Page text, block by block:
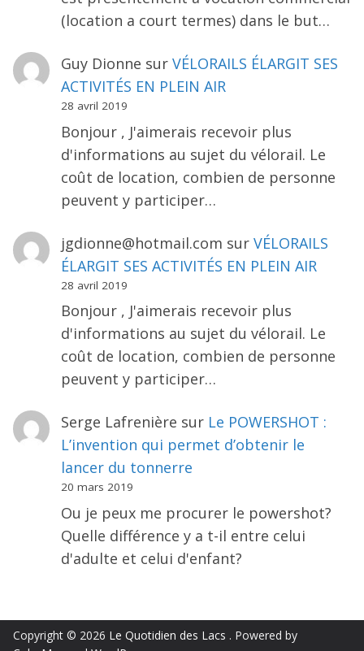
(location a court termes) dans le but…
Guy Dionne sur VÉLORAILS ÉLARGIT SES
ACTIVITÉS EN PLEIN AIR
28 avril 2019
Bonjour , J'aimerais recevoir plus
d'informations au sujet du vélorail. Le
coût de location, combien de personne
peuvent y participer…
jgdionne@hotmail.com sur VÉLORAILS
ÉLARGIT SES ACTIVITÉS EN PLEIN AIR
28 avril 2019
Bonjour , J'aimerais recevoir plus
d'informations au sujet du vélorail. Le
coût de location, combien de personne
peuvent y participer…
Serge Lafrenière sur Le POWERSHOT :
L’invention qui permet d’obtenir le
lancer du tonnerre
20 mars 2019
Ou je peux me procurer le powershot?
Quelle différence y a t-il entre celui
d'adulte et celui d'enfant?
Copyright © 2026 Le Quotidien des Lacs . Powered by